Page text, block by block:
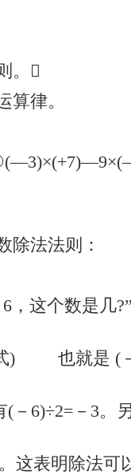
。
算律。
除法法则：
，这个数是几
式) 也就是 (
(－6)÷2=－3。
这表明除法可